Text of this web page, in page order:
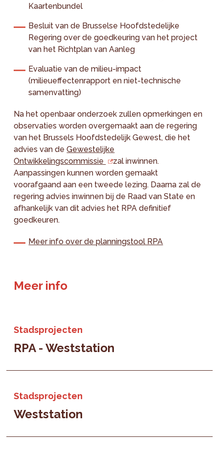
Kaartenbundel
Besluit van de Brusselse Hoofdstedelijke
Regering over de goedkeuring van het project
van het Richtplan van Aanleg
Evaluatie van de milieu-impact
(milieueffectenrapport en niet-technische
samenvatting)
Na het openbaar onderzoek zullen opmerkingen en
observaties worden overgemaakt aan de regering
van het Brussels Hoofdstedelijk Gewest, die het
advies van deGewestelijke
Ontwikkelingscommissie
zal inwinnen.
Aanpassingen kunnen worden gemaakt
voorafgaand aan een tweede lezing. Daarna zal de
regering advies inwinnen bij de Raad van State en
afhankelijk van dit advies het RPA definitief
goedkeuren.
Meer info over de planningstool RPA
Meer info
Stadsprojecten
RPA - Weststation
Stadsprojecten
Weststation